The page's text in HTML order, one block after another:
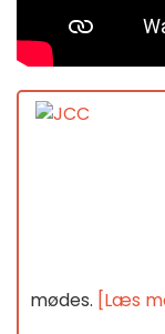
mødes. [Læs